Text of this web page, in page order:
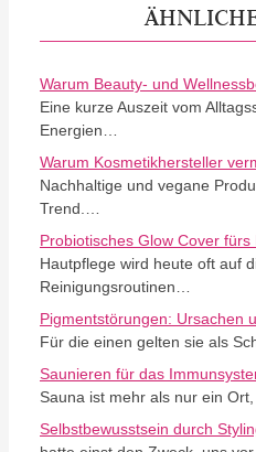
Warum Beauty- und
Eine kurze Auszeit vom
Energien…
Warum Kosmetikhersteller
Nachhaltige und vegane
Trend.…
Probiotisches Glow Cover
Hautpflege wird heute oft auf
Reinigungsroutinen…
Pigmentstörungen: Ursachen
Für die einen gelten sie als
Saunieren für das
Sauna ist mehr als nur ein
Selbstbewusstsein durch